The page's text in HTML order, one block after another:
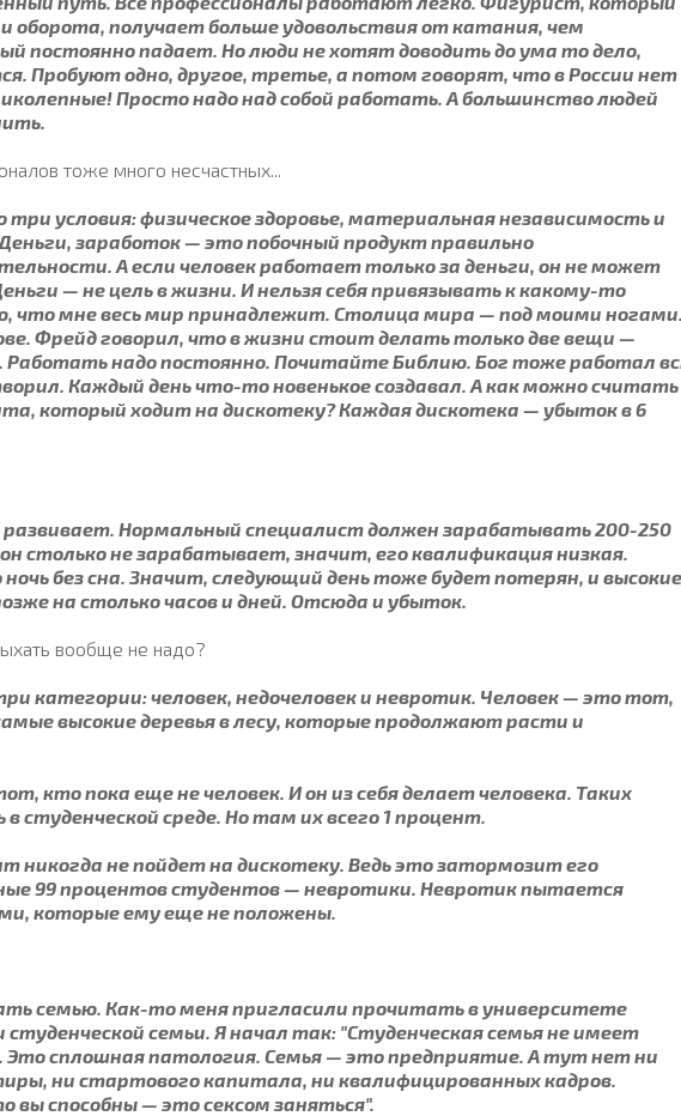
оборота, получает больше удовольствия от катания, чем
постоянно падает. Но люди не хотят доводить до ума то дело,
Пробуют одно, другое, третье, а потом говорят, что в России нет
Просто надо над собой работать. А большинство людей
тоже много несчастных...
условия: физическое здоровье, материальная независимость и
заработок — это побочный продукт правильно
А если человек работает только за деньги, он не может
— не цель в жизни. И нельзя себя привязывать к какому-то
что мне весь мир принадлежит. Столица мира — под моими ногами.
Фрейд говорил, что в жизни стоит делать только две вещи —
надо постоянно. Почитайте Библию. Бог тоже работал
Каждый день что-то новенькое создавал. А как можно считать
который ходит на дискотеку? Каждая дискотека — убыток в 6
развивает. Нормальный специалист должен зарабатывать 200-250
он столько не зарабатывает, значит, его квалификация низкая.
без сна. Значит, следующий день тоже будет потерян, и высокие
на столько часов и дней. Отсюда и убыток.
вообще не надо?
категории: человек, недочеловек и невротик. Человек — это тот,
высокие деревья в лесу, которые продолжают расти и
кто пока еще не человек. И он из себя делает человека. Таких
студенческой среде. Но там их всего 1 процент.
никогда не пойдет на дискотеку. Ведь это затормозит его
99 процентов студентов — невротики. Невротик пытается
которые ему еще не положены.
семью. Как-то меня пригласили прочитать в университете
студенческой семьи. Я начал так: "Студенческая семья не имеет
Это сплошная патология. Семья — это предприятие. А тут нет ни
ни стартового капитала, ни квалифицированных кадров.
вы способны — это сексом заняться".